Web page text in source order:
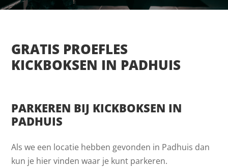
GRATIS PROEFLES
KICKBOKSEN IN PADHUIS
PARKEREN BIJ KICKBOKSEN IN
PADHUIS
Als we een locatie hebben gevonden in Padhuis dan
kun je hier vinden waar je kunt parkeren.